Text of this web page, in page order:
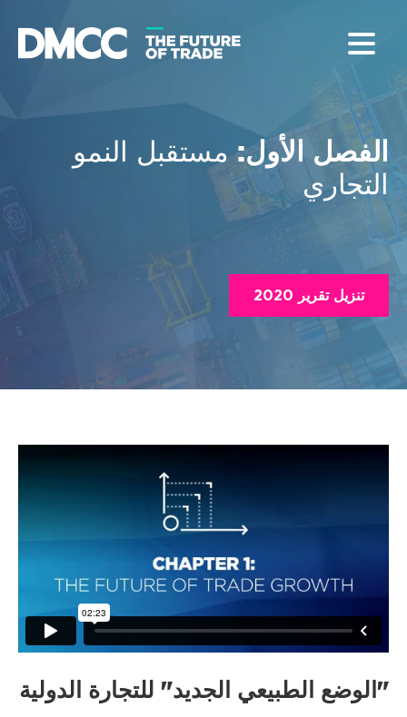
الفصل الأول:مستقبل النمو
التجاري
تنزيل تقرير 2020
"الوضع الطبيعي الجديد" للتجارة الدولية